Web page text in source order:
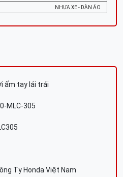
NHỰA XE - DÀN ÁO
ấm tay lái trái
MLC-305
Ty Honda Việt Nam